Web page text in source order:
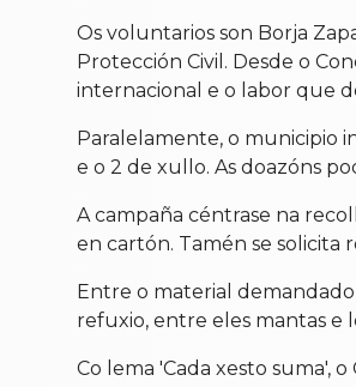
Os voluntarios son Borja
Protección Civil. Desde o
internacional e o labor que
Paralelamente, o municipio
e o 2 de xullo. As doazóns
A campaña céntrase na
en cartón. Tamén se solicita
Entre o material
refuxio, entre eles mantas e
Co lema 'Cada xesto suma',